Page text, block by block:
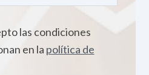
las condiciones
en la política de